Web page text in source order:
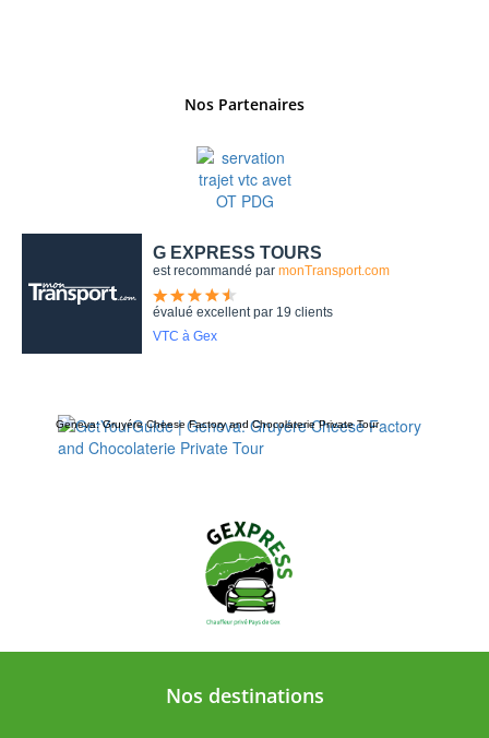
Nos Partenaires
Geneva: Gruyére Cheese Factory and Chocolaterie Private Tour
Nos destinations